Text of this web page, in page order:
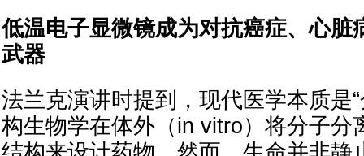
低温电子显微镜成为对抗癌症、心脏
武器
法兰克演讲时提到，现代医学本质是
构生物学在体外（in vitro）将分子分